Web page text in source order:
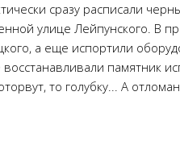
сразу расписали
улице Лейпунского. В
а еще испортили
памятник
то голубку... А